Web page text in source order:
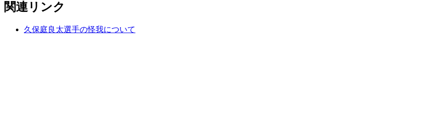
関連リンク
久保庭良太選手の怪我について